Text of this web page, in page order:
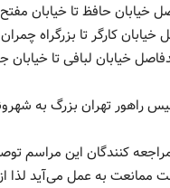
خیابان حافظ تا خیابان
کارگر تا بزرگراه
راهور تهران بزرگ به
کنندگان این مراسم
ممانعت به عمل می‌آید لذا